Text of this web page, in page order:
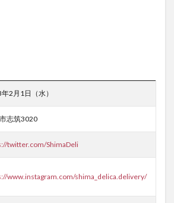
2月1日（水）
志筑3020
twitter.com/ShimaDeli
www.instagram.com/shima_delica.delivery/